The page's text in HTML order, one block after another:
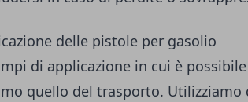
delle pistole per gasolio
di applicazione in cui è
quello del trasporto.